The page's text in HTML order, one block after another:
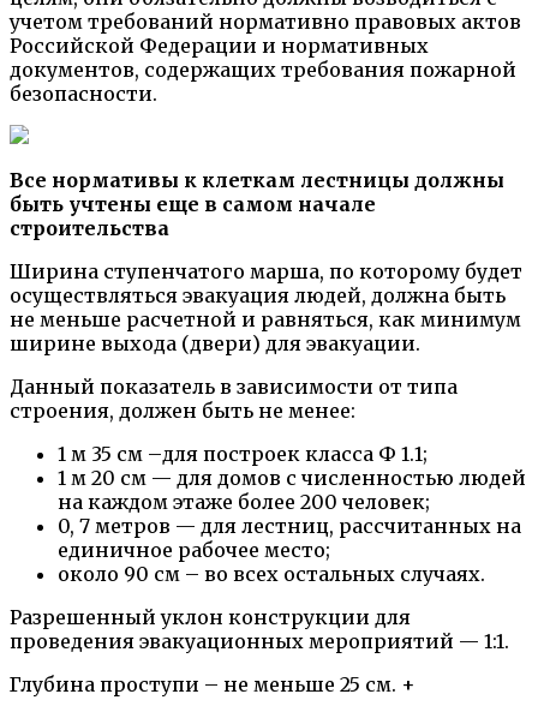
учетом требований нормативно правовых актов
Российской Федерации и нормативных
документов, содержащих требования пожарной
безопасности.
Все нормативы к клеткам лестницы должны
быть учтены еще в самом начале
строительства
Ширина ступенчатого марша, по которому будет
осуществляться эвакуация людей, должна быть
не меньше расчетной и равняться, как минимум
ширине выхода (двери) для эвакуации.
Данный показатель в зависимости от типа
строения, должен быть не менее:
1 м 35 см –для построек класса Ф 1.1;
1 м 20 см — для домов с численностью людей
на каждом этаже более 200 человек;
0, 7 метров — для лестниц, рассчитанных на
единичное рабочее место;
около 90 см – во всех остальных случаях.
Разрешенный уклон конструкции для
проведения эвакуационных мероприятий — 1:1.
Глубина проступи – не меньше 25 см. +